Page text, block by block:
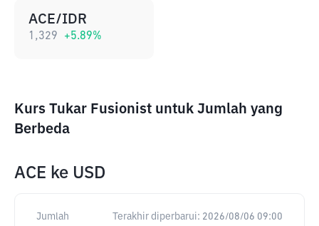
ACE/IDR
1,329 +5.89%
Kurs Tukar Fusionist untuk Jumlah yang
Berbeda
ACE ke USD
Jumlah Terakhir diperbarui: 2026/08/06 09:00